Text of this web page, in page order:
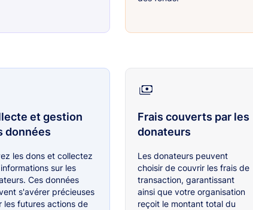
et gestion
données
les dons et collectez
sur les
Ces données
s'avérer précieuses
les futures actions de
Frais couverts par les
donateurs
Les donateurs peuvent
choisir de couvrir les frais de
transaction, garantissant
ainsi que votre organisation
reçoit le montant total du